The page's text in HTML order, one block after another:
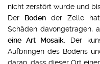
nicht zerstört wurde und
Der Boden der Zelle
Schäden davongetragen,
eine Art Mosaik . Der
Aufbringen des Bodens
daran, dass dieser Ort